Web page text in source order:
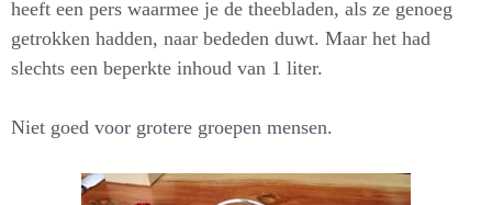
heeft een pers waarmee je de theebladen, als ze genoeg
getrokken hadden, naar bededen duwt. Maar het had
slechts een beperkte inhoud van 1 liter.
Niet goed voor grotere groepen mensen.